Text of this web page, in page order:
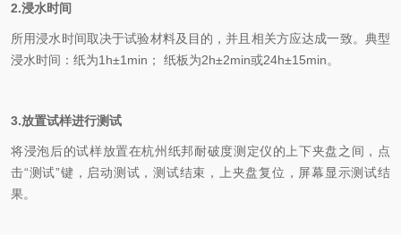
2.浸水时间
所用浸水时间取决于试验材料及目的，并且相关方应达成一致。典型
浸水时间：纸为1h±1min； 纸板为2h±2min或24h±15min。
3.放置试样进行测试
将浸泡后的试样放置在杭州纸邦耐破度测定仪的上下夹盘之间，点
击“测试”键，启动测试，测试结束，上夹盘复位，屏幕显示测试结
果。